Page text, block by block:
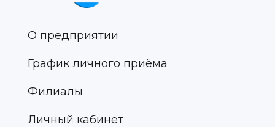
О предприятии
График личного приёма
Филиалы
Личный кабинет